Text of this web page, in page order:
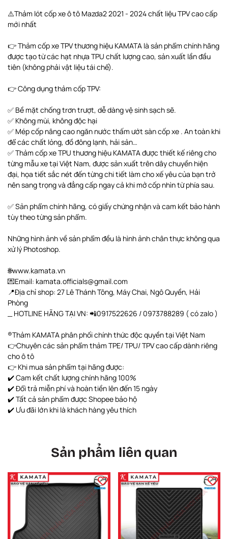
⚠️Thảm lót cốp xe ô tô Mazda2 2021 - 2024 chất liệu TPV cao cấp
mới nhất
👉 Thảm cốp xe TPV thương hiệu KAMATA là sản phẩm chính hãng
được tạo từ các hạt nhựa TPU chất lượng cao, sản xuất lần đầu
tiên (không phải vật liệu tái chế).
👉 Công dụng thảm cốp TPV:
✅ Bề mặt chống trơn trượt, dễ dàng vệ sinh sạch sẽ.
✅ Không mùi, không độc hại
✅ Mép cốp nâng cao ngăn nước thấm ướt sàn cốp xe . An toàn khi
để các chất lỏng, đồ đông lạnh, hải sản…
✅ Thảm cốp xe TPU thương hiệu KAMATA được thiết kế riêng cho
từng mẫu xe tại Việt Nam, được sản xuất trên dây chuyền hiện
đại, họa tiết sắc nét đến từng chi tiết làm cho xế yêu của bạn trở
nên sang trọng và đẳng cấp ngay cả khi mở cốp nhìn từ phía sau.
✅ Sản phẩm chính hãng, có giấy chứng nhận và cam kết bảo hành
tùy theo từng sản phẩm.
Những hình ảnh về sản phẩm đều là hình ảnh chân thực không qua
xử lý Photoshop.
🌐www.kamata.vn
💌Email: kamata.officials@gmail.com
📍Địa chỉ shop: 27 Lê Thánh Tông, Máy Chai, Ngô Quyền, Hải
Phòng
_ HOTLINE HÃNG TẠI VN: 📲0917522626 / 0973788289 ( có zalo )
®️Thảm KAMATA phân phối chính thức độc quyền tại Việt Nam
👉Chuyên các sản phẩm thảm TPE/ TPU/ TPV cao cấp dành riêng
cho ô tô
👉 Khi mua sản phẩm tại hãng được:
✔️ Cam kết chất lượng chính hãng 100%
✔️ Đổi trả miễn phí và hoàn tiền lên đến 15 ngày
✔️ Tất cả sản phẩm được Shopee bảo hộ
✔️ Ưu đãi lớn khi là khách hàng yêu thích
Sản phẩm liên quan